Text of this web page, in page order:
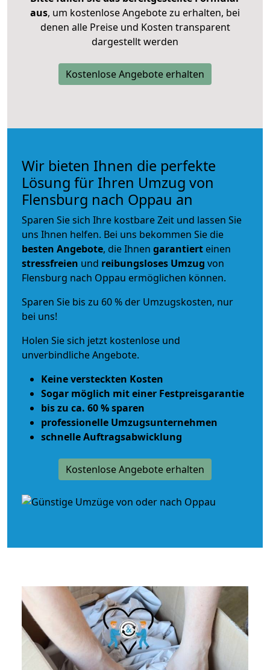
aus, um kostenlose Angebote zu erhalten, bei
denen alle Preise und Kosten transparent
dargestellt werden
Kostenlose Angebote erhalten
Wir bieten Ihnen die perfekte
Lösung für Ihren Umzug von
Flensburg nach Oppau an
Sparen Sie sich Ihre kostbare Zeit und lassen Sie
uns Ihnen helfen. Bei uns bekommen Sie die
besten Angebote, die Ihnen garantiert einen
stressfreien und reibungsloses Umzug von
Flensburg nach Oppau ermöglichen können.
Sparen Sie bis zu 60 % der Umzugskosten, nur
bei uns!
Holen Sie sich jetzt kostenlose und
unverbindliche Angebote.
Keine versteckten Kosten
Sogar möglich mit einer Festpreisgarantie
bis zu ca. 60 % sparen
professionelle Umzugsunternehmen
schnelle Auftragsabwicklung
Kostenlose Angebote erhalten